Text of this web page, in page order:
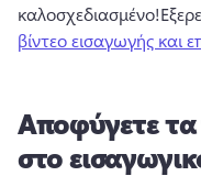
καλοσχεδιασμένο!
βίντεο εισαγωγής και
Αποφύγετε
στο